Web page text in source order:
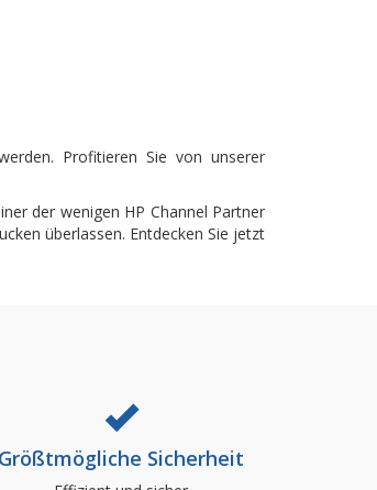
Profitieren Sie von unserer
der wenigen HP Channel Partner
überlassen. Entdecken Sie jetzt
BBT
Größtmögliche Sicherheit